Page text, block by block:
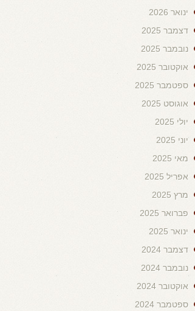
ינואר 2026
דצמבר 2025
נובמבר 2025
אוקטובר 2025
ספטמבר 2025
אוגוסט 2025
יולי 2025
יוני 2025
מאי 2025
אפריל 2025
מרץ 2025
פברואר 2025
ינואר 2025
דצמבר 2024
נובמבר 2024
אוקטובר 2024
ספטמבר 2024